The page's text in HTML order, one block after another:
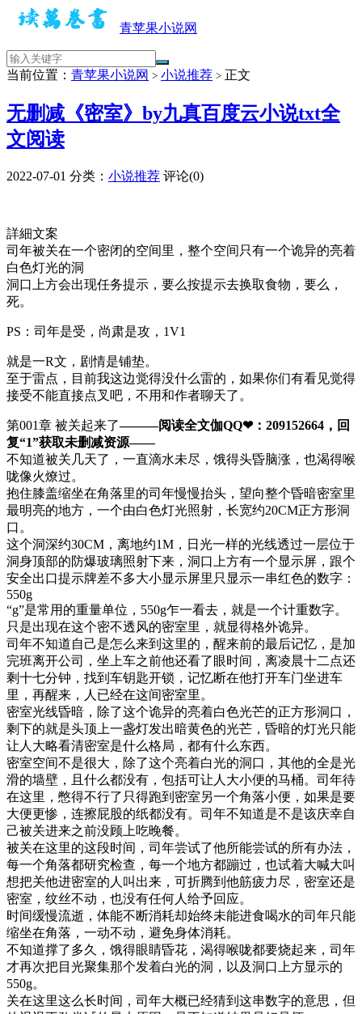
青苹果小说网
当前位置： 青苹果小说网 > 小说推荐 > 正文
无删减《密室》by九真百度云小说txt全
文阅读
2022-07-01 分类： 小说推荐 评论(0)
詳細文案
司年被关在一个密闭的空间里，整个空间只有一个诡异的亮着
白色灯光的洞
洞口上方会出现任务提示，要么按提示去换取食物，要么，
死。
PS：司年是受，尚肃是攻，1V1
就是一R文，剧情是铺垫。
至于雷点，目前我这边觉得没什么雷的，如果你们有看见觉得
接受不能直接点叉吧，不用和作者聊天了。
第001章 被关起来了———阅读全文伽QQ❤：209152664，回
复“1”获取未删减资源—​​​​—
不知道被关几天了，一直滴水未尽，饿得头昏脑涨，也渴得喉
咙像火燎过。
抱住膝盖缩坐在角落里的司年慢慢抬头，望向整个昏暗密室里
最明亮的地方，一个由白色灯光照射，长宽约20CM正方形洞
口。
这个洞深约30CM，离地约1M，日光一样的光线透过一层位于
洞身顶部的防爆玻璃照射下来，洞口上方有一个显示屏，跟个
安全出口提示牌差不多大小显示屏里只显示一串红色的数字：
550g
“g”是常用的重量单位，550g乍一看去，就是一个计重数字。
只是出现在这个密不透风的密室里，就显得格外诡异。
司年不知道自己是怎么来到这里的，醒来前的最后记忆，是加
完班离开公司，坐上车之前他还看了眼时间，离凌晨十二点还
剩十七分钟，找到车钥匙开锁，记忆断在他打开车门坐进车
里，再醒来，人已经在这间密室里。
密室光线昏暗，除了这个诡异的亮着白色光芒的正方形洞口，
剩下的就是头顶上一盏灯发出暗黄色的光芒，昏暗的灯光只能
让人大略看清密室是什么格局，都有什么东西。
密室空间不是很大，除了这个亮着白光的洞口，其他的全是光
滑的墙壁，且什么都没有，包括可让人大小便的马桶。司年待
在这里，憋得不行了只得跑到密室另一个角落小便，如果是要
大便更惨，连擦屁股的纸都没有。司年不知道是不是该庆幸自
己被关进来之前没顾上吃晚餐。
被关在这里的这段时间，司年尝试了他所能尝试的所有办法，
每一个角落都研究检查，每一个地方都蹦过，也试着大喊大叫
想把关他进密室的人叫出来，可折腾到他筋疲力尽，密室还是
密室，纹丝不动，也没有任何人给予回应。
时间缓慢流逝，体能不断消耗却始终未能进食喝水的司年只能
缩坐在角落，一动不动，避免身体消耗。
不知道撑了多久，饿得眼睛昏花，渴得喉咙都要烧起来，司年
才再次把目光聚集那个发着白光的洞，以及洞口上方显示的
550g。
关在这里这么长时间，司年大概已经猜到这串数字的意思，但